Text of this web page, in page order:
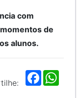
com
de
alunos.
F
a